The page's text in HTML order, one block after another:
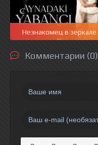
Незнакомец в зеркале
Комментарии (0)